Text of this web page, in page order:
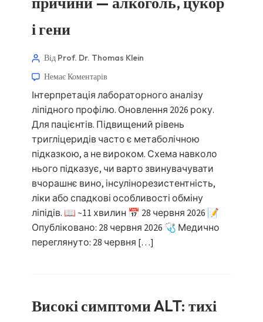
і гени
Від Prof. Dr. Thomas Klein
Немає Коментарів
Інтерпретація лабораторного аналізу
ліпідного профілю. Оновлення 2026 року.
Для пацієнтів. Підвищений рівень
тригліцеридів часто є метаболічною
підказкою, а не вироком. Схема навколо
нього підказує, чи варто звинувачувати
вчорашнє вино, інсулінорезистентність,
ліки або спадкові особливості обміну
ліпідів. 📖 ~11 хвилин 📅 28 червня 2026 📝
Опубліковано: 28 червня 2026 🩺 Медично
переглянуто: 28 червня […]
Високі симптоми ALT: тихі